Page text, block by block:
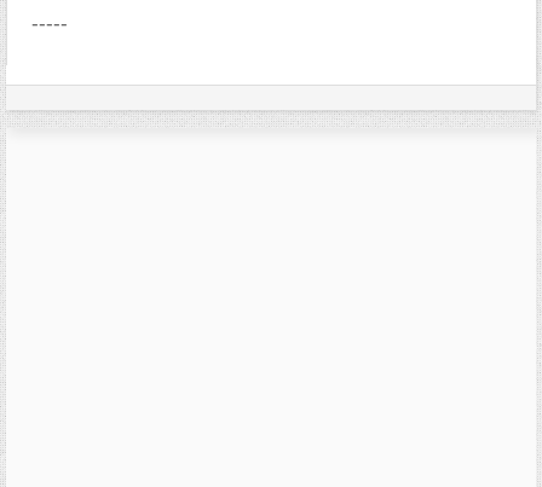
-----